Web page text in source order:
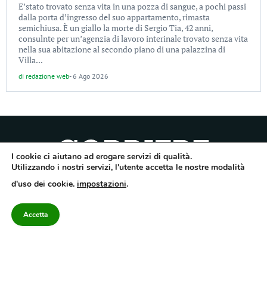
E’stato trovato senza vita in una pozza di sangue, a pochi passi
dalla porta d’ingresso del suo appartamento, rimasta
semichiusa. È un giallo la morte di Sergio Tia, 42 anni,
consulnte per un’agenzia di lavoro interinale trovato senza vita
nella sua abitazione al secondo piano di una palazzina di
Villa...
di redazione web-6 Ago 2026
10/9/2012. Iscritto nel Registro Operatori di Comunicazione al n.7671
Avellino – Cap.Soc. 20.000 € – REA 187346 – PI/CF. Reg. naz. stampa 10218/99
I cookie ci aiutano ad erogare servizi di qualità.
Utilizzando i nostri servizi, l'utente accetta le nostre modalità
d'uso dei cookie. impostazioni.
Accetta